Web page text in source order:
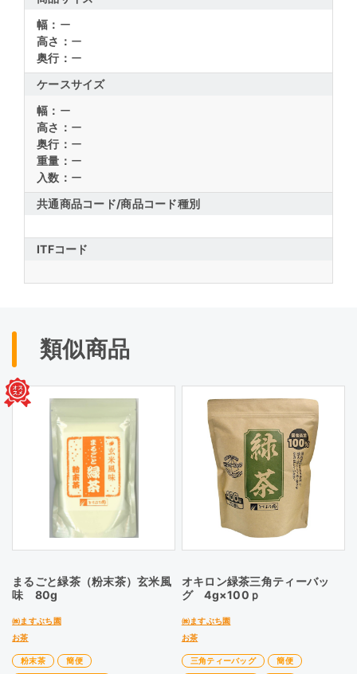
幅： ー
高さ： ー
奥行： ー
ケースサイズ
幅： ー
高さ： ー
奥行： ー
重量： ー
入数： ー
共通商品コード/商品コード種別
ITFコード
類似商品
まるごと緑茶（粉末茶）玄米風
味 80g
㈱ますぶち園
お茶
粉末茶
簡便
オキロン緑茶三角ティーバッ
グ 4g×100ｐ
㈱ますぶち園
お茶
三角ティーバッグ
簡便